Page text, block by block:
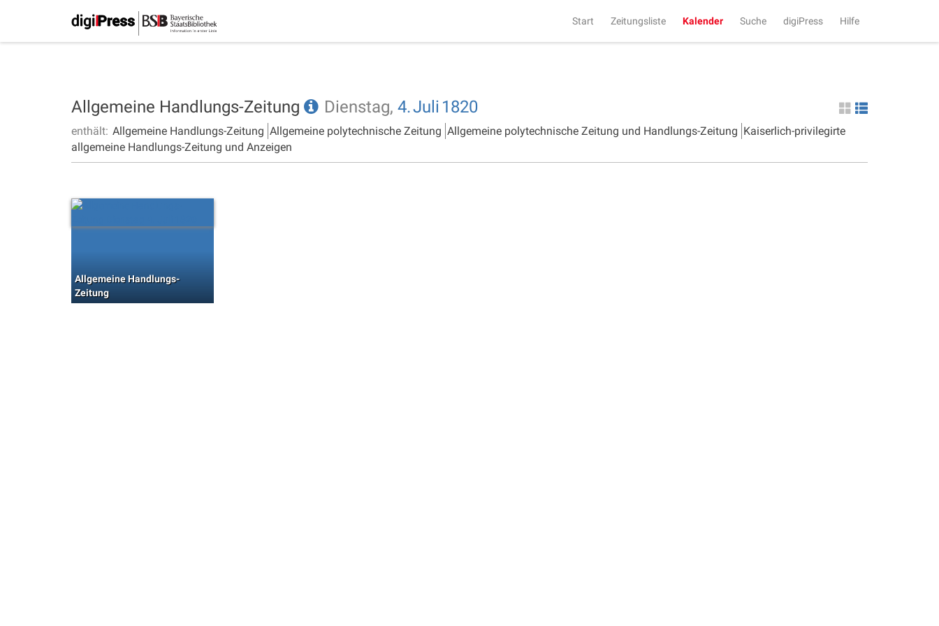
Start Zeitungsliste Kalender Suche digiPress Hilfe
Allgemeine Handlungs-Zeitung Dienstag, 4.Juli 1820
enthält: Allgemeine Handlungs-Zeitung Allgemeine polytechnische Zeitung Allgemeine polytechnische Zeitung und Handlungs-Zeitung Kaiserlich-privilegirte
allgemeine Handlungs-Zeitung und Anzeigen
Allgemeine Handlungs-
Zeitung